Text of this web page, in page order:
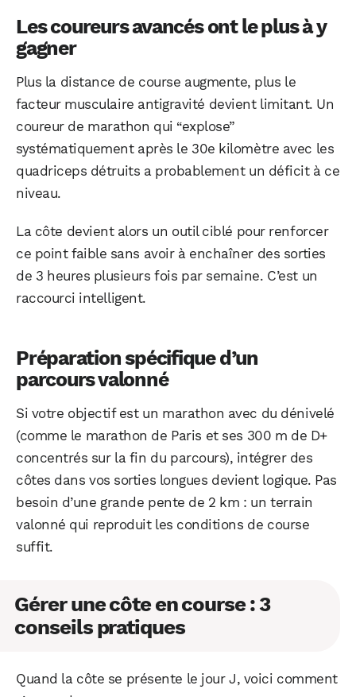
Les coureurs avancés ont le plus à y
gagner
Plus la distance de course augmente, plus le
facteur musculaire antigravité devient limitant. Un
coureur de marathon qui “explose”
systématiquement après le 30e kilomètre avec les
quadriceps détruits a probablement un déficit à ce
niveau.
La côte devient alors un outil ciblé pour renforcer
ce point faible sans avoir à enchaîner des sorties
de 3 heures plusieurs fois par semaine. C’est un
raccourci intelligent.
Préparation spécifique d’un
parcours valonné
Si votre objectif est un marathon avec du dénivelé
(comme le marathon de Paris et ses 300 m de D+
concentrés sur la fin du parcours), intégrer des
côtes dans vos sorties longues devient logique. Pas
besoin d’une grande pente de 2 km : un terrain
valonné qui reproduit les conditions de course
suffit.
Gérer une côte en course : 3
conseils pratiques
Quand la côte se présente le jour J, voici comment